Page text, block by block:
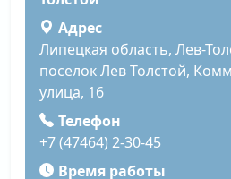
Адрес
Липецкая область, Лев-
поселок Лев Толстой,
улица, 16
Телефон
+7 (47464) 2-30-45
Время работы